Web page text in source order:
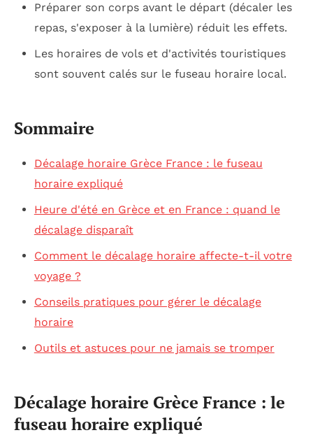
Préparer son corps avant le départ (décaler les
repas, s'exposer à la lumière) réduit les effets.
Les horaires de vols et d'activités touristiques
sont souvent calés sur le fuseau horaire local.
Sommaire
Décalage horaire Grèce France : le fuseau
horaire expliqué
Heure d'été en Grèce et en France : quand le
décalage disparaît
Comment le décalage horaire affecte-t-il votre
voyage ?
Conseils pratiques pour gérer le décalage
horaire
Outils et astuces pour ne jamais se tromper
Décalage horaire Grèce France : le
fuseau horaire expliqué